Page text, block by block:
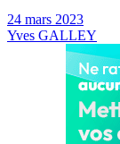
24 mars 2023
Yves GALLEY